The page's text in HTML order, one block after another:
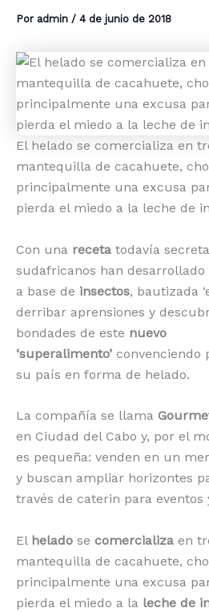
Por admin / 4 de junio de 2018
El helado se comercializa en
mantequilla de cacahuete,
principalmente una excusa
pierda el miedo a la leche de
Con una receta todavía
sudafricanos han desarrollado
a base de insectos, bautizada
derribar aprensiones y
bondades de este nuevo
‘superalimento’ convenciendo
su país en forma de helado.
La compañía se llama
en Ciudad del Cabo y, por el
es pequeña: venden en un
y buscan ampliar horizontes
través de caterin para eventos
El helado se comercializa en
mantequilla de cacahuete,
principalmente una excusa
pierda el miedo a la leche de